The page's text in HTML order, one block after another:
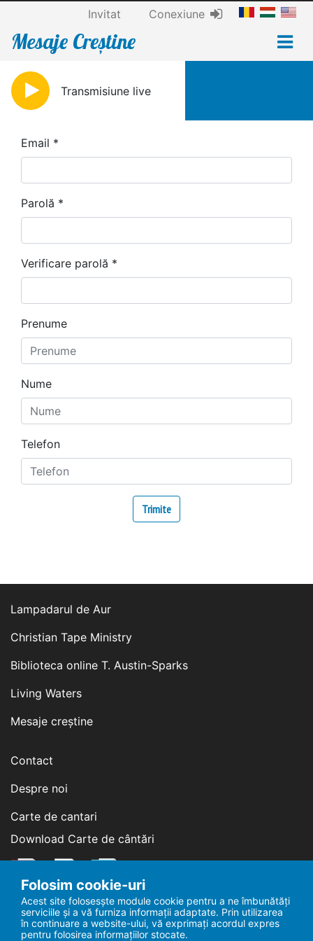
Invitat Conexiune
Mesaje Creștine
Transmisiune live
Email
Parolă
Verificare parolă
Prenume
Nume
Telefon
Lampadarul de Aur
Christian Tape Ministry
Biblioteca online T. Austin-Sparks
Living Waters
Mesaje creștine
Contact
Despre noi
Carte de cantari
Download Carte de cântări
Ascultă în direct
Folosim cookie-uri
Acest site folosesște module cookie pentru a ne îmbunătăți
serviciile și a vă furniza informații adaptate. Prin utilizarea
în continuare a website-ului, vă exprimați acordul expres
pentru folosirea informațiilor stocate.